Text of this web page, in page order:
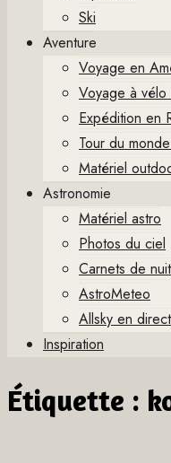
Ski
Aventure
Voyage en
Voyage à
Expédition en
Tour du
Matériel
Astronomie
Matériel astro
Photos du ciel
Carnets de nuit
AstroMeteo
Allsky en direct
Inspiration
Étiquette :